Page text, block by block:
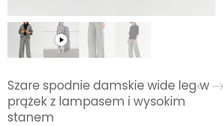
Szare spodnie damskie wide leg w
prążek z lampasem i wysokim
stanem